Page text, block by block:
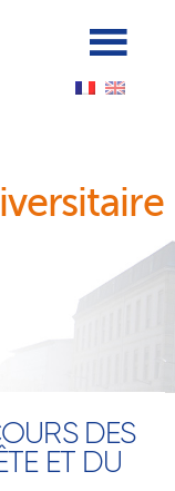
DES
ET DU